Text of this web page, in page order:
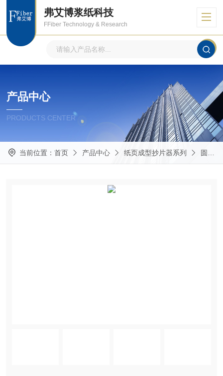
弗艾博浆纸科技
FFiber Technology & Research
产品中心
PRODUCTS CENTER
当前位置： 首页 产品中心 纸页成型抄片器系列 圆形抄片机